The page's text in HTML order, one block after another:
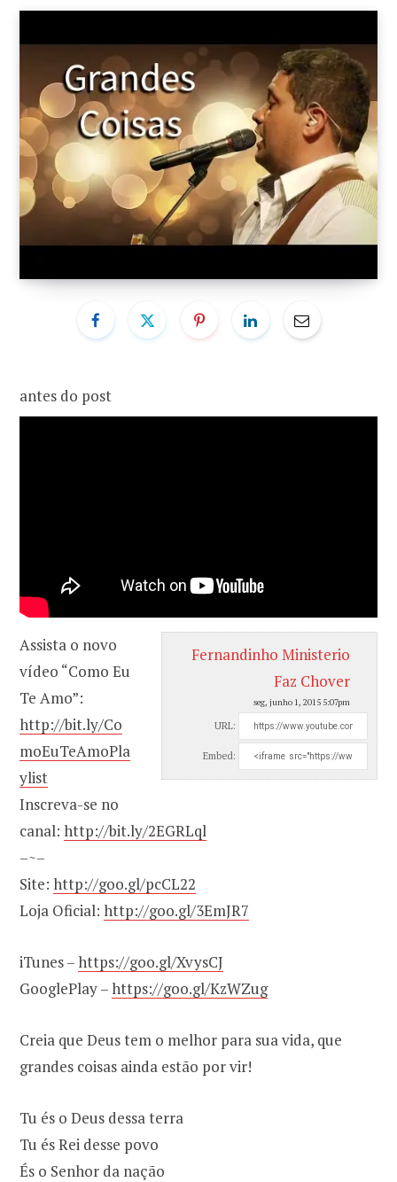
a
m
antes do post
Fernandinho Ministerio
Faz Chover
seg, junho 1, 2015 5:07pm
URL:
Embed:
Assista o novo
vídeo “Como Eu
Te Amo”:
http://bit.ly/Co
moEuTeAmoPla
ylist
Inscreva-se no
canal: http://bit.ly/2EGRLql
–~–
Site: http://goo.gl/pcCL22
Loja Oficial: http://goo.gl/3EmJR7
iTunes –https://goo.gl/XvysCJ
GooglePlay –https://goo.gl/KzWZug
Creia que Deus tem o melhor para sua vida, que
grandes coisas ainda estão por vir!
Tu és o Deus dessa terra
Tu és Rei desse povo
És o Senhor da nação